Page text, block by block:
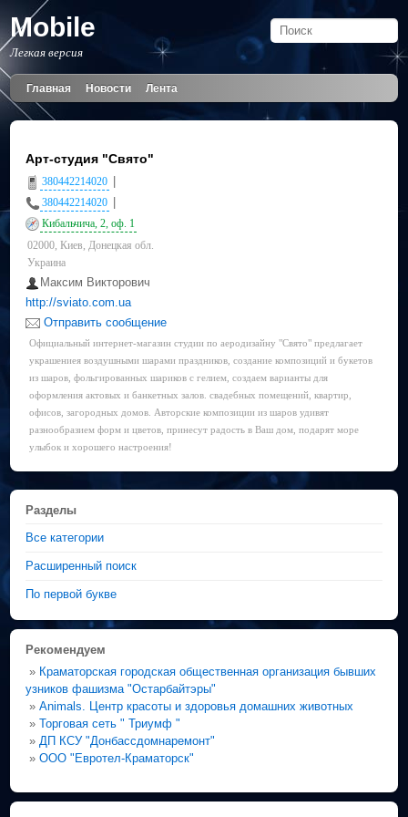
Mobile
Легкая версия
Главная Новости Лента
Арт-студия "Свято"
380442214020
380442214020
Кибальчича, 2, оф. 1
02000, Киев, Донецкая обл.
Украина
Максим Викторович
http://sviato.com.ua
Отправить сообщение
Официальный интернет-магазин студии по аеродизайну "Свято" предлагает
украшениея воздушными шарами праздников, создание композиций и букетов
из шаров, фольгированных шариков с гелием, создаем варианты для
оформления актовых и банкетных залов. свадебных помещений, квартир,
офисов, загородных домов. Авторские композиции из шаров удивят
разнообразием форм и цветов, принесут радость в Ваш дом, подарят море
улыбок и хорошего настроения!
Разделы
Все категории
Расширенный поиск
По первой букве
Рекомендуем
» Краматорская городская общественная организация бывших
узников фашизма "Остарбайтэры"
»Animals. Центр красоты и здоровья домашних животных
»Торговая сеть " Триумф "
» ДП КСУ "Донбассдомнаремонт"
»ООО "Евротел-Краматорск"